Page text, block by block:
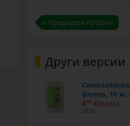
« Предходен продукт
Други версии
фолио, 10 м,
499 €/ролка
1010